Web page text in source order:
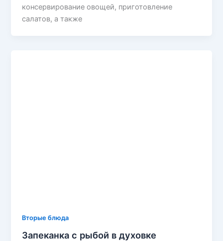
консервирование овощей, приготовление
салатов, а также
Вторые блюда
Запеканка с рыбой в духовке